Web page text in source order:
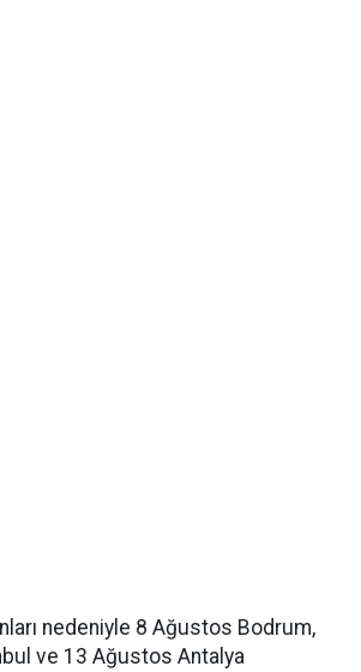
nedeniyle 8 Ağustos Bodrum,
ve 13 Ağustos Antalya